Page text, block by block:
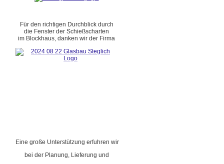
Für den richtigen Durchblick durch
die Fenster der Schießscharten
im Blockhaus, danken wir der Firma
Eine große Unterstützung erfuhren wir
bei der Planung, Lieferung und